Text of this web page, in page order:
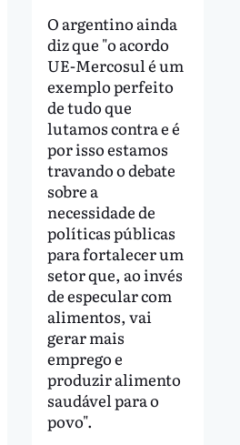
O argentino ainda
diz que "o acordo
UE-Mercosul é um
exemplo perfeito
de tudo que
lutamos contra e é
por isso estamos
travando o debate
sobre a
necessidade de
políticas públicas
para fortalecer um
setor que, ao invés
de especular com
alimentos, vai
gerar mais
emprego e
produzir alimento
saudável para o
povo".